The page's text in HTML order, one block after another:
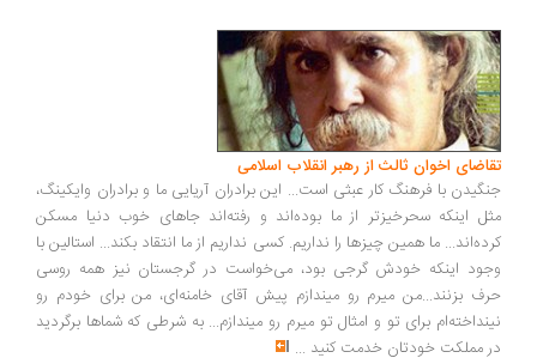
اخوان ثالث از رهبر انقلاب اسلامی
با فرهنگ کار عبثی است... این برادران آریایی ما و برادران وایکینگ،
اینکه سحرخیزتر از ما بوده‌اند و رفته‌اند جاهای خوب دنیا مسکن
ما همین چیزها را نداریم. کسی نداریم از ما انتقاد بکند... استالین با
اینکه خودش گرجی بود، می‌خواست در گرجستان نیز همه روسی
بزنند...من میرم رو میندازم پیش آقای خامنه‌ای، من برای خودم رو
برای تو و امثال تو میرم رو میندازم... به شرطی که شماها برگردید
مملکت خودتان خدمت کنید...